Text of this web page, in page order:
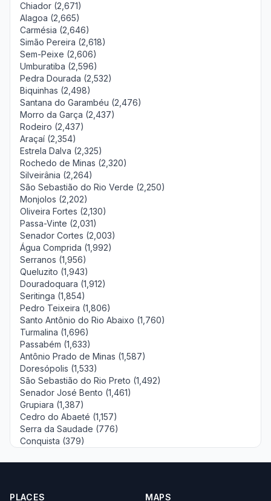
Chiador (2,671)
Alagoa (2,665)
Carmésia (2,646)
Simão Pereira (2,618)
Sem-Peixe (2,606)
Umburatiba (2,596)
Pedra Dourada (2,532)
Biquinhas (2,498)
Santana do Garambéu (2,476)
Morro da Garça (2,437)
Rodeiro (2,437)
Araçaí (2,354)
Estrela Dalva (2,325)
Rochedo de Minas (2,320)
Silveirânia (2,264)
São Sebastião do Rio Verde (2,250)
Monjolos (2,202)
Oliveira Fortes (2,130)
Passa-Vinte (2,031)
Senador Cortes (2,003)
Água Comprida (1,992)
Serranos (1,956)
Queluzito (1,943)
Douradoquara (1,912)
Seritinga (1,854)
Pedro Teixeira (1,806)
Santo Antônio do Rio Abaixo (1,760)
Turmalina (1,696)
Passabém (1,633)
Antônio Prado de Minas (1,587)
Doresópolis (1,533)
São Sebastião do Rio Preto (1,492)
Senador José Bento (1,461)
Grupiara (1,387)
Cedro do Abaeté (1,157)
Serra da Saudade (776)
Conquista (379)
PLACES MAPS